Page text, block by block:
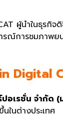
ผู้นำในธุรกิ
รณ์การชมภา
in Digital
อเรชั่น จำกัด
นต่างประเทศ